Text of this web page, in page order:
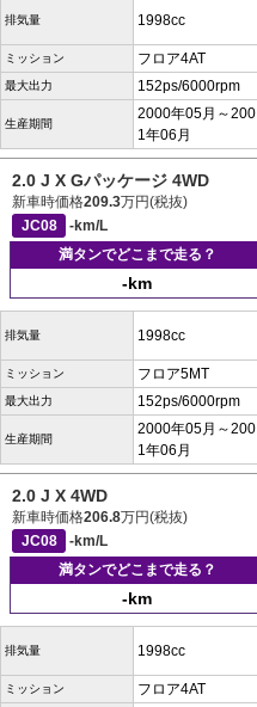
排気量 1998cc
ミッション フロア4AT
最大出力 152ps/6000rpm
生産期間
2000年05月～200
1年06月
2.0 J X Gパッケージ 4WD
新車時価格209.3万円(税抜)
JC08
-km/L
満タンでどこまで走る？
-km
排気量 1998cc
ミッション フロア5MT
最大出力 152ps/6000rpm
生産期間
2000年05月～200
1年06月
2.0 J X 4WD
新車時価格206.8万円(税抜)
JC08
-km/L
満タンでどこまで走る？
-km
排気量 1998cc
ミッション フロア4AT